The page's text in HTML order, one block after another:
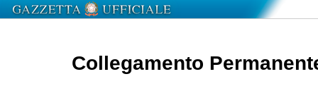
Collegamento